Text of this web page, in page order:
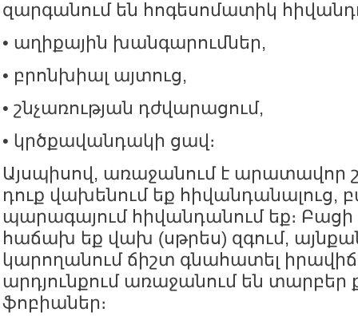
զարգանում են հոգեսոմատիկ
• աղիքային խանգարումներ,
• բրոնխիալ այտուց,
• շնչառության դժվարացում,
• կրծքավանդակի ցավ։
Այսպիսով, առաջանում է արատավոր
դուք վախենում եք հիվանդանալուց,
պարագայում հիվանդանում եք։ Բացի
հաճախ եք վախ (սթրես) զգում,
կարողանում ճիշտ գնահատել
արդյունքում առաջանում են տարբեր
ֆոբիաներ։